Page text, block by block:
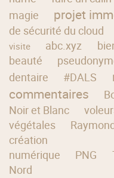
magie
projet
de sécurité du cloud
visite
abc.xyz
beauté
dentaire
#DALS
commentaires
Noir et Blanc
végétales
création
numérique
PNG
Nord